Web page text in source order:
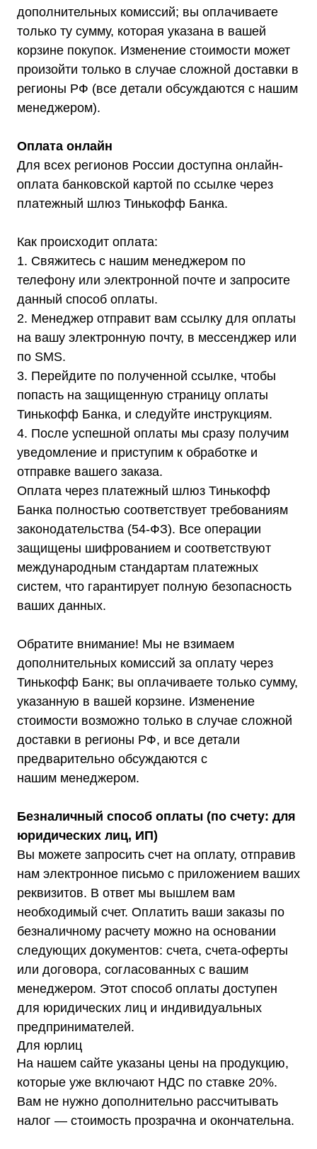
дополнительных комиссий; вы оплачиваете
только ту сумму, которая указана в вашей
корзине покупок. Изменение стоимости может
произойти только в случае сложной доставки в
регионы РФ (все детали обсуждаются с нашим
менеджером).
Оплата онлайн
Для всех регионов России доступна онлайн-
оплата банковской картой по ссылке через
платежный шлюз Тинькофф Банка.
Как происходит оплата:
1. Свяжитесь с нашим менеджером по
телефону или электронной почте и запросите
данный способ оплаты.
2. Менеджер отправит вам ссылку для оплаты
на вашу электронную почту, в мессенджер или
по SMS.
3. Перейдите по полученной ссылке, чтобы
попасть на защищенную страницу оплаты
Тинькофф Банка, и следуйте инструкциям.
4. После успешной оплаты мы сразу получим
уведомление и приступим к обработке и
отправке вашего заказа.
Оплата через платежный шлюз Тинькофф
Банка полностью соответствует требованиям
законодательства (54-ФЗ). Все операции
защищены шифрованием и соответствуют
международным стандартам платежных
систем, что гарантирует полную безопасность
ваших данных.
Обратите внимание! Мы не взимаем
дополнительных комиссий за оплату через
Тинькофф Банк; вы оплачиваете только сумму,
указанную в вашей корзине. Изменение
стоимости возможно только в случае сложной
доставки в регионы РФ, и все детали
предварительно обсуждаются с
нашим менеджером.
Безналичный способ оплаты (по счету: для
юридических лиц, ИП)
Вы можете запросить счет на оплату, отправив
нам электронное письмо с приложением ваших
реквизитов. В ответ мы вышлем вам
необходимый счет. Оплатить ваши заказы по
безналичному расчету можно на основании
следующих документов: счета, счета-оферты
или договора, согласованных с вашим
менеджером. Этот способ оплаты доступен
для юридических лиц и индивидуальных
предпринимателей.
Для юрлиц
На нашем сайте указаны цены на продукцию,
которые уже включают НДС по ставке 20%.
Вам не нужно дополнительно рассчитывать
налог — стоимость прозрачна и окончательна.
Покупателям
О компании
Доставка
Оплата
Гарантии
Акции
Статьи
Условия оформления заказа
Режим работы: Пн-Пт: 9:00 —
18:00
info@shtil-stab.ru
+7 (495) 150-17-07
Адрес:
г. Москва, 2-й Южнопортовый
проезд, д. 10, стр. 11
Информация, размещенная на сайте,
не является публичной офертой
© 2021-2026 Официальный дилер «Штиль»
Политика конфиденциальности